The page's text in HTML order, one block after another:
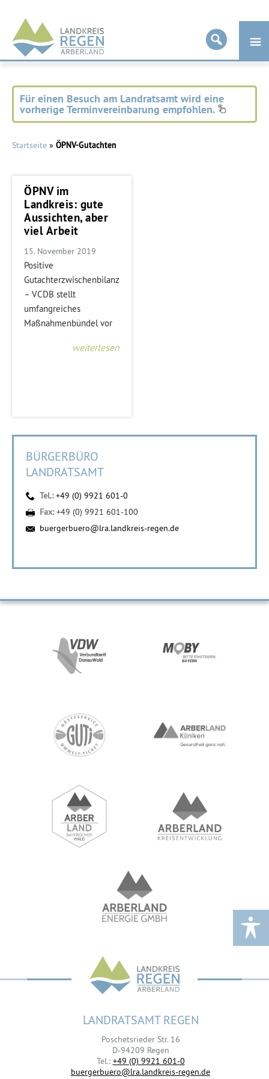
Landkreis
Regen
Für einen Besuch am Landratsamt wird eine
vorherige Terminvereinbarung empfohlen.
Startseite » ÖPNV-Gutachten
ÖPNV im
Landkreis: gute
Aussichten, aber
viel Arbeit
15. November 2019
Positive
Gutachterzwischenbilanz
– VCDB stellt
umfangreiches
Maßnahmenbündel vor
weiterlesen
BÜRGERBÜRO
LANDRATSAMT
Tel.:+49 (0) 9921 601-0
Fax:+49 (0) 9921 601-100
buergerbuero@lra.landkreis-regen.de
LANDRATSAMT REGEN
Poschetsrieder Str. 16
D-94209 Regen
Tel.: +49 (0) 9921 601-0
buergerbuero@lra.landkreis-regen.de